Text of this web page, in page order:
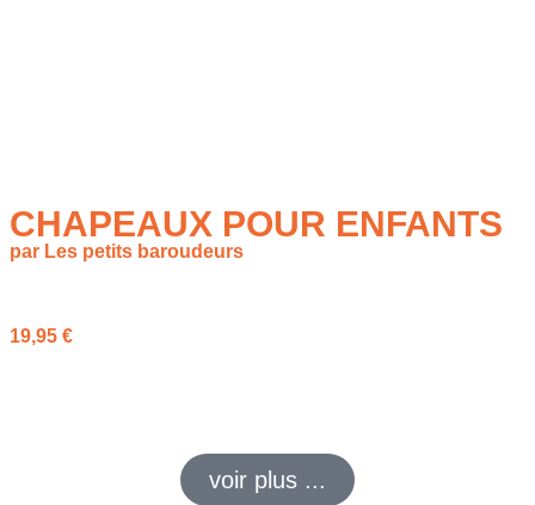
CHAPEAUX POUR ENFANTS
par Les petits baroudeurs
19,95 €
voir plus ...